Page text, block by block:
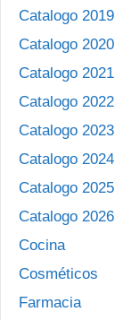
Catalogo 2019
Catalogo 2020
Catalogo 2021
Catalogo 2022
Catalogo 2023
Catalogo 2024
Catalogo 2025
Catalogo 2026
Cocina
Cosméticos
Farmacia